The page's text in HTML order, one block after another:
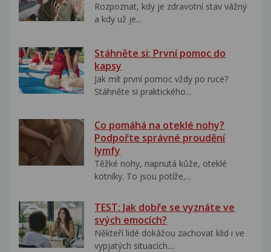
Rozpoznat, kdy je zdravotní stav vážný
a kdy už je...
Stáhněte si: První pomoc do
kapsy
Jak mít první pomoc vždy po ruce?
Stáhněte si praktického...
Co pomáhá na oteklé nohy?
Podpořte správné proudění
lymfy
Těžké nohy, napnutá kůže, oteklé
kotníky. To jsou potíže,...
TEST: Jak dobře se vyznáte ve
svých emocích?
Někteří lidé dokážou zachovat klid i ve
vypjatých situacích....